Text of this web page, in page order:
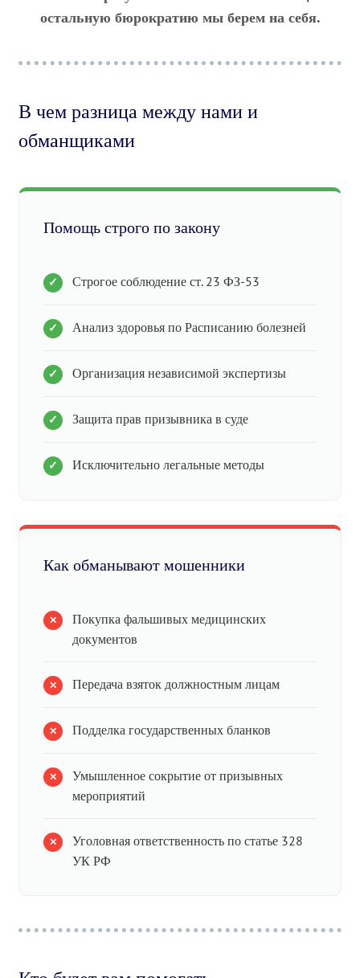
остальную бюрократию мы берем на себя.
В чем разница между нами и
обманщиками
Помощь строго по закону
Строгое соблюдение ст. 23 ФЗ-53
Анализ здоровья по Расписанию болезней
Организация независимой экспертизы
Защита прав призывника в суде
Исключительно легальные методы
Как обманывают мошенники
Покупка фальшивых медицинских
документов
Передача взяток должностным лицам
Подделка государственных бланков
Умышленное сокрытие от призывных
мероприятий
Уголовная ответственность по статье 328
УК РФ